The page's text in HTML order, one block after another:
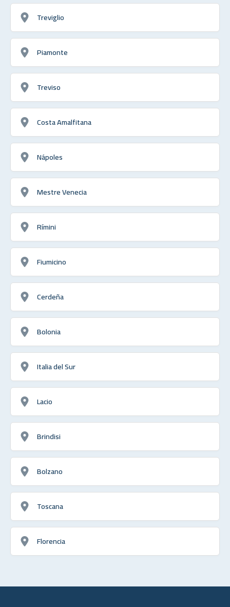
Treviglio
Piamonte
Treviso
Costa Amalfitana
Nápoles
Mestre Venecia
Rímini
Fiumicino
Cerdeña
Bolonia
Italia del Sur
Lacio
Brindisi
Bolzano
Toscana
Florencia